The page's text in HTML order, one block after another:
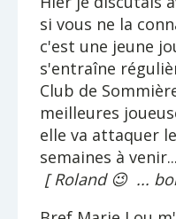
si vous ne la
c'est une jeune
s'entraîne
Club de
meilleures
elle va attaquer
semaines à
[ Roland 😉 ...